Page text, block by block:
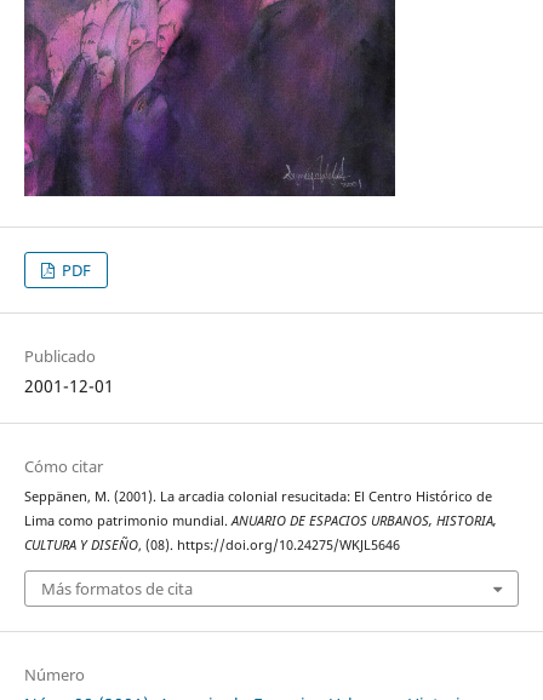
PDF
Publicado
2001-12-01
Cómo citar
Seppänen, M. (2001). La arcadia colonial resucitada: El Centro Histórico de
Lima como patrimonio mundial.ANUARIO DE ESPACIOS URBANOS, HISTORIA,
CULTURA Y DISEÑO, (08). https://doi.org/10.24275/WKJL5646
Más formatos de cita
Número